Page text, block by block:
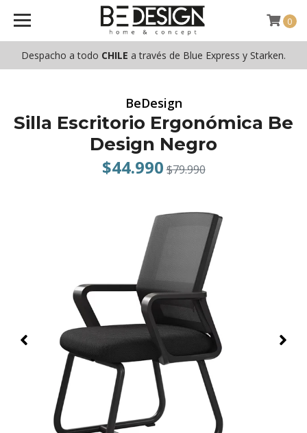
Despacho a todo CHILE a través de Blue Express y Starken.
0
BeDesign
Silla Escritorio Ergonómica Be
Design Negro
$44.990 $79.990